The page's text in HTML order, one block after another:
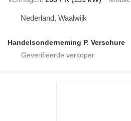
Nederland, Waalwijk
Handelsonderneming P. Verschure